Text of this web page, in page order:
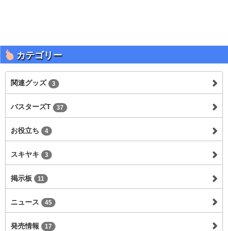
カテゴリー
関連グッズ 3
バスターズT 37
お役立ち 4
スキヤキ 3
掲示板 11
ニュース 45
発売情報 17